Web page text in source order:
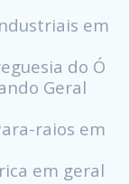
em
do Ó
Geral
raios em
em geral